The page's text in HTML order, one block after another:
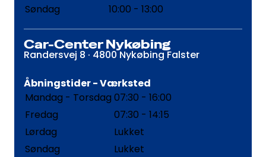
Søndag
10:00 - 13:00
Car-Center Nykøbing
Randersvej 8 · 4800 Nykøbing Falster
Åbningstider - Værksted
Mandag - Torsdag 07:30 - 16:00
Fredag
07:30 - 14:15
Lørdag
Lukket
Søndag
Lukket